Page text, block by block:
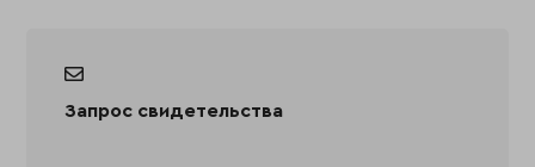
Запрос свидетельства